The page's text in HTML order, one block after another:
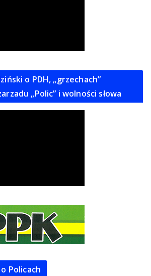
o PDH, „grzechach”
„Polic” i wolności słowa
Policach